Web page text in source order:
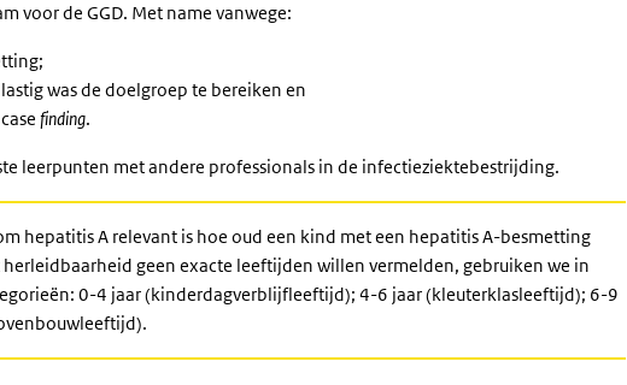
voor de GGD. Met name vanwege:
was de doelgroep te bereiken en
finding.
leerpunten met andere professionals in de infectieziektebestrijding.
hepatitis A relevant is hoe oud een kind met een hepatitis A-besmetting
geen exacte leeftijden willen vermelden, gebruiken we in
0-4 jaar (kinderdagverblijfleeftijd); 4-6 jaar (kleuterklasleeftijd); 6-9